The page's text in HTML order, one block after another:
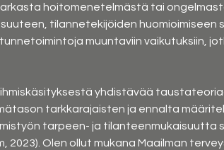
hoitomenetelmästä tai
tilannetekijöiden huomioimiseen
muuntaviin vaikutuksiin,
yhdistävää
tarkkarajaisten ja ennalta
tarpeen- ja tilanteenmukaisuutta
Olen ollut mukana Maailman